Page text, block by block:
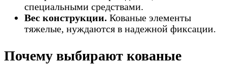
специальными средствами.
Вес конструкции. Кованые элементы
тяжелые, нуждаются в надежной фиксации.
Почему выбирают кованые